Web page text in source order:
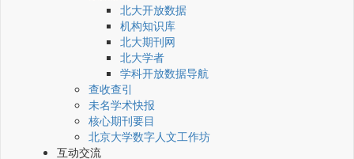
北大开放数据
机构知识库
北大期刊网
北大学者
学科开放数据导航
查收查引
未名学术快报
核心期刊要目
北京大学数字人文工作坊
互动交流